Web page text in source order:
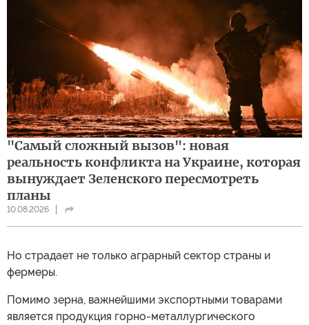
"Самый сложный вызов": новая
реальность конфликта на Украине, которая
вынуждает Зеленского пересмотреть
планы
10.08.2026
Но страдает не только аграрный сектор страны и
фермеры.
Помимо зерна, важнейшими экспортными товарами
является продукция горно-металлургического